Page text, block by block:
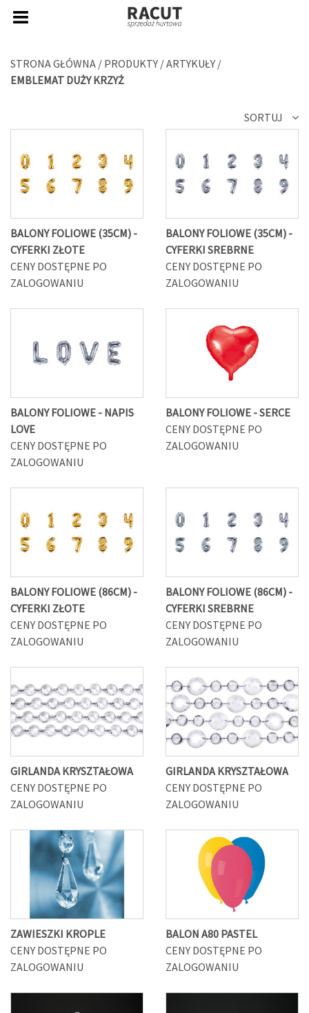
STRONA GŁÓWNA / PRODUKTY /ARTYKUŁY /
EMBLEMAT DUŻY KRZYŻ
SORTUJ
BALONY FOLIOWE (35CM) -
CYFERKI ZŁOTE
CENY DOSTĘPNE PO
ZALOGOWANIU
BALONY FOLIOWE (35CM) -
CYFERKI SREBRNE
CENY DOSTĘPNE PO
ZALOGOWANIU
BALONY FOLIOWE - NAPIS
LOVE
CENY DOSTĘPNE PO
ZALOGOWANIU
BALONY FOLIOWE - SERCE
CENY DOSTĘPNE PO
ZALOGOWANIU
BALONY FOLIOWE (86CM) -
CYFERKI ZŁOTE
CENY DOSTĘPNE PO
ZALOGOWANIU
BALONY FOLIOWE (86CM) -
CYFERKI SREBRNE
CENY DOSTĘPNE PO
ZALOGOWANIU
GIRLANDA KRYSZTAŁOWA
CENY DOSTĘPNE PO
ZALOGOWANIU
GIRLANDA KRYSZTAŁOWA
CENY DOSTĘPNE PO
ZALOGOWANIU
ZAWIESZKI KROPLE
CENY DOSTĘPNE PO
ZALOGOWANIU
BALON A80 PASTEL
CENY DOSTĘPNE PO
ZALOGOWANIU